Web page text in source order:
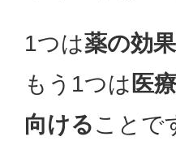
1つは薬の効
もう1つは 医
向けることで